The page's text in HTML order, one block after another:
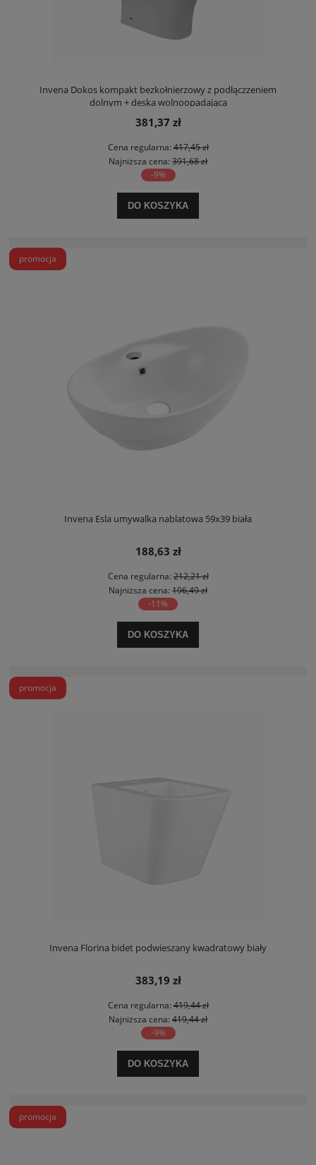
Invena Dokos kompakt bezkołnierzowy z podłączzeniem
dolnym + deska wolnoopadająca
381,37 zł
Cena regularna:417,45 zł
Najniższa cena: 391,68 zł
-9%
DO KOSZYKA
Invena Esla umywalka nablatowa 59x39 biała
188,63 zł
Cena regularna:212,21 zł
Najniższa cena: 196,49 zł
-11%
DO KOSZYKA
promocja
Invena Florina bidet podwieszany kwadratowy biały
383,19 zł
Cena regularna:419,44 zł
Najniższa cena: 419,44 zł
-9%
DO KOSZYKA
promocja
promocja